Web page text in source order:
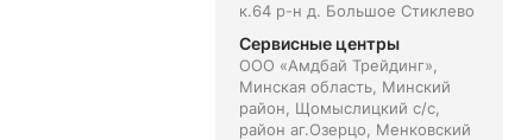
к.64 р-н д. Большое Стиклево
Сервисные центры
ООО «Амдбай Трейдинг»,
Минская область, Минский
район, Щомыслицкий с/с,
район аг.Озерцо, Менковский